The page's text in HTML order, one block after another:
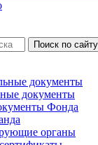
Поиск по сайту
документы
документы
Фонда
органы